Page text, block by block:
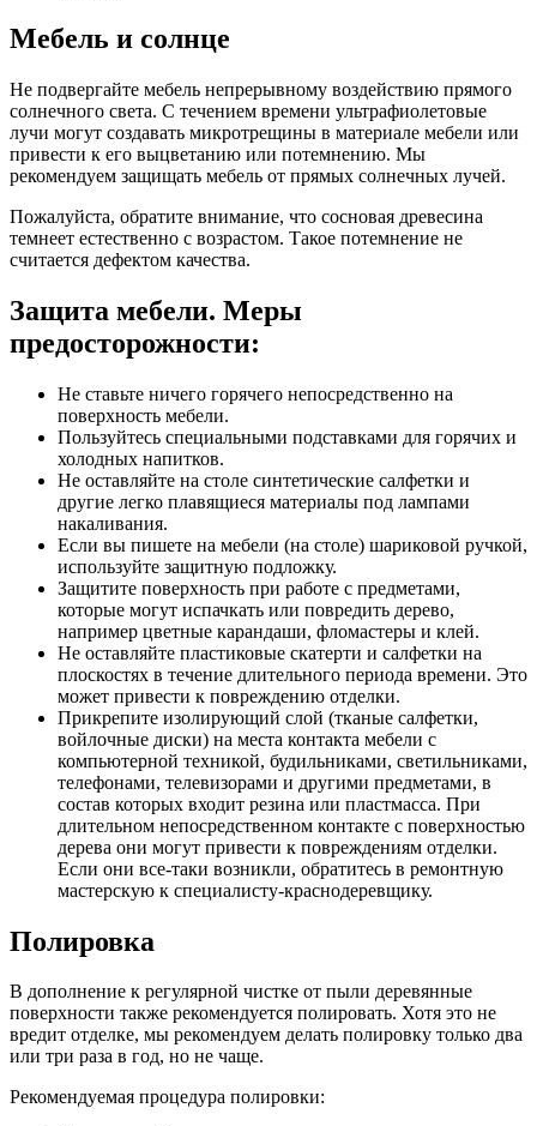
Мебель и солнце
Не подвергайте мебель непрерывному воздействию прямого
солнечного света. С течением времени ультрафиолетовые
лучи могут создавать микротрещины в материале мебели или
привести к его выцветанию или потемнению. Мы
рекомендуем защищать мебель от прямых солнечных лучей.
Пожалуйста, обратите внимание, что сосновая древесина
темнеет естественно с возрастом. Такое потемнение не
считается дефектом качества.
Защита мебели. Меры
предосторожности:
Не ставьте ничего горячего непосредственно на
поверхность мебели.
Пользуйтесь специальными подставками для горячих и
холодных напитков.
Не оставляйте на столе синтетические салфетки и
другие легко плавящиеся материалы под лампами
накаливания.
Если вы пишете на мебели (на столе) шариковой ручкой,
используйте защитную подложку.
Защитите поверхность при работе с предметами,
которые могут испачкать или повредить дерево,
например цветные карандаши, фломастеры и клей.
Не оставляйте пластиковые скатерти и салфетки на
плоскостях в течение длительного периода времени. Это
может привести к повреждению отделки.
Прикрепите изолирующий слой (тканые салфетки,
войлочные диски) на места контакта мебели с
компьютерной техникой, будильниками, светильниками,
телефонами, телевизорами и другими предметами, в
состав которых входит резина или пластмасса. При
длительном непосредственном контакте с поверхностью
дерева они могут привести к повреждениям отделки.
Если они все-таки возникли, обратитесь в ремонтную
мастерскую к специалисту-краснодеревщику.
Полировка
В дополнение к регулярной чистке от пыли деревянные
поверхности также рекомендуется полировать. Хотя это не
вредит отделке, мы рекомендуем делать полировку только два
или три раза в год, но не чаще.
Рекомендуемая процедура полировки: